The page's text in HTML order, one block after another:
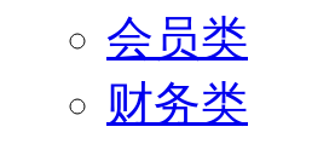
会员类
财务类